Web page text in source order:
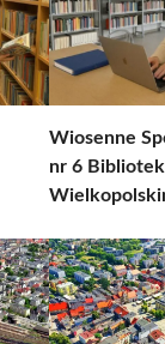
Wiosenne
nr 6